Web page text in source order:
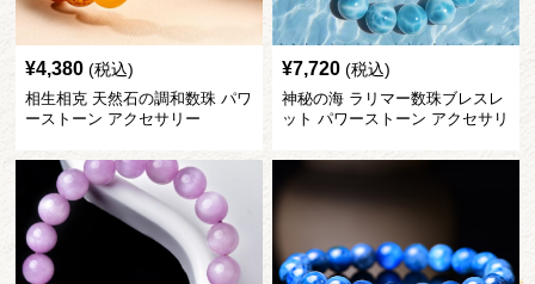
¥4,380 (税込)
相生相克 天然石の調和数珠 パワ
ーストーン アクセサリー
¥7,720 (税込)
神秘の海 ラリマー数珠ブレスレ
ット パワーストーン アクセサリ